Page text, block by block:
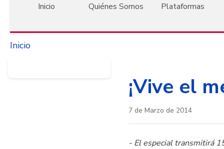
Inicio Quiénes Somos Plataformas
Inicio
¡Vive el
7 de Marzo de 2014
- El especial transmitirá